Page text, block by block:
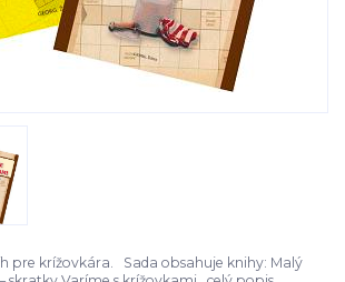
pre krížovkára. Sada obsahuje knihy: Malý